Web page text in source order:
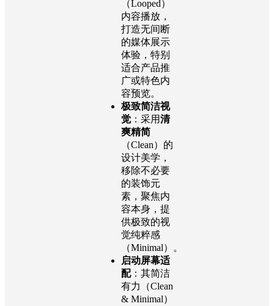
（Looped）
内容播放，
打造无间断
的媒体展示
体验，特别
适合产品推
广或特色内
容预览。
极致简洁视
觉 ：采用清
爽精简
（Clean）的
设计美学，
移除不必要
的装饰元
素，聚焦内
容本身，提
供极致的视
觉纯粹感
（Minimal）。
启动屏幕适
配：其简洁
有力（Clean
& Minimal）